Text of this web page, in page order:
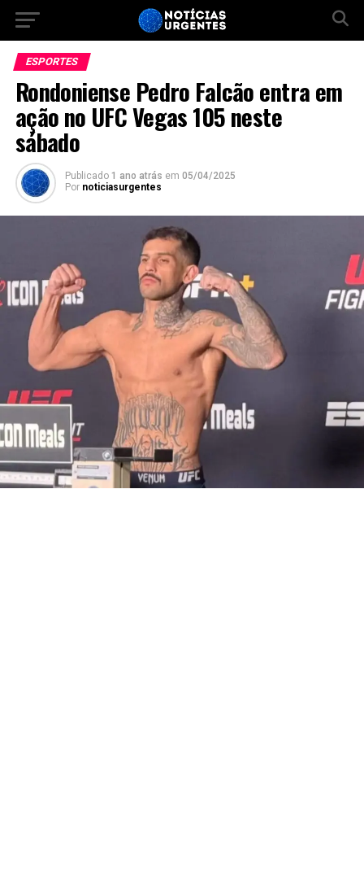
ESPORTES
Rondoniense Pedro Falcão entra em
ação no UFC Vegas 105 neste
sábado
Publicado 1 ano atrás em 05/04/2025
Por noticiasurgentes